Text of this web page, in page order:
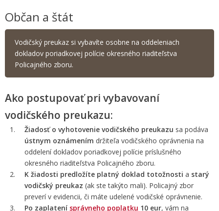
Občan a štát
Vodičský preukaz si vybavíte osobne na oddeleniach
dokladov poriadkovej polície okresného riaditeľstva
Policajného zboru.
Ako postupovať pri vybavovaní
vodičského preukazu:
Žiadosť o vyhotovenie vodičského preukazu sa podáva
ústnym oznámením držiteľa vodičského oprávnenia na
oddelení dokladov poriadkovej polície príslušného
okresného riaditeľstva Policajného zboru.
K žiadosti predložíte platný doklad totožnosti a starý
vodičský preukaz (ak ste takýto mali). Policajný zbor
preverí v evidencii, či máte udelené vodičské oprávnenie.
Po zaplatení správneho poplatku 10 eur, vám na